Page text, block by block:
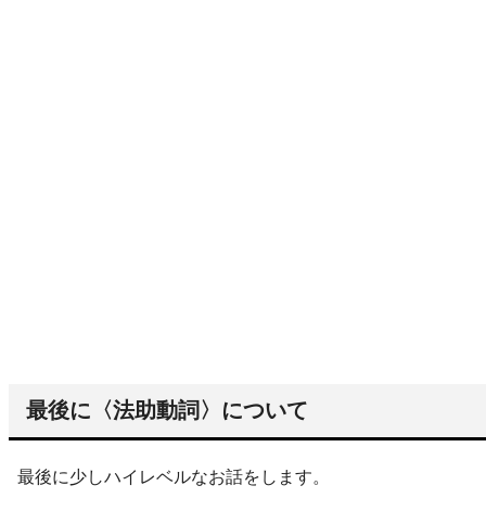
最後に〈法助動詞〉について
最後に少しハイレベルなお話をします。